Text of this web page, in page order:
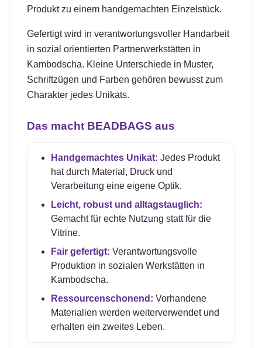
Produkt zu einem handgemachten Einzelstück.
Gefertigt wird in verantwortungsvoller Handarbeit
in sozial orientierten Partnerwerkstätten in
Kambodscha. Kleine Unterschiede in Muster,
Schriftzügen und Farben gehören bewusst zum
Charakter jedes Unikats.
Das macht BEADBAGS aus
Handgemachtes Unikat: Jedes Produkt
hat durch Material, Druck und
Verarbeitung eine eigene Optik.
Leicht, robust und alltagstauglich:
Gemacht für echte Nutzung statt für die
Vitrine.
Fair gefertigt: Verantwortungsvolle
Produktion in sozialen Werkstätten in
Kambodscha.
Ressourcenschonend: Vorhandene
Materialien werden weiterverwendet und
erhalten ein zweites Leben.